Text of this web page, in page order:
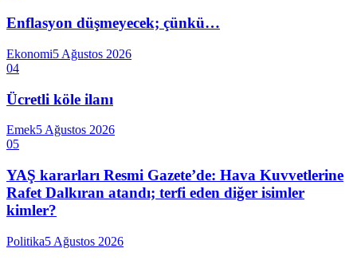
Enflasyon düşmeyecek; çünkü…
Ekonomi5 Ağustos 2026
04
Ücretli köle ilanı
Emek5 Ağustos 2026
05
YAŞ kararları Resmi Gazete’de: Hava Kuvvetlerine
Rafet Dalkıran atandı; terfi eden diğer isimler
kimler?
Politika5 Ağustos 2026